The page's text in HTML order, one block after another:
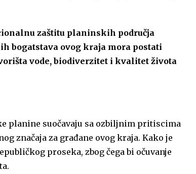
zaštitu planinskih područja
bogatstava ovog kraja mora postati
vode, biodiverzitet i kvalitet života
planine suočavaju sa ozbiljnim pritiscima
značaja za građane ovog kraja. Kako je
proseka, zbog čega bi očuvanje